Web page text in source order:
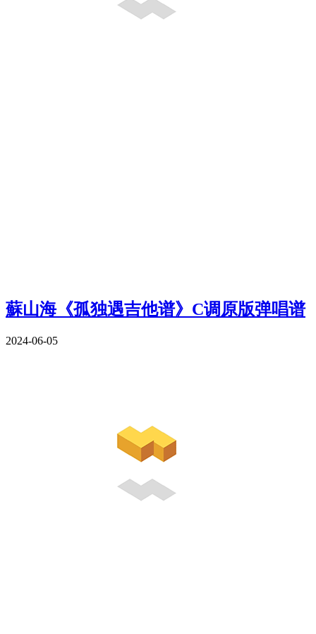
蘇山海《孤独遇吉他谱》C调原版弹唱谱
2024-06-05